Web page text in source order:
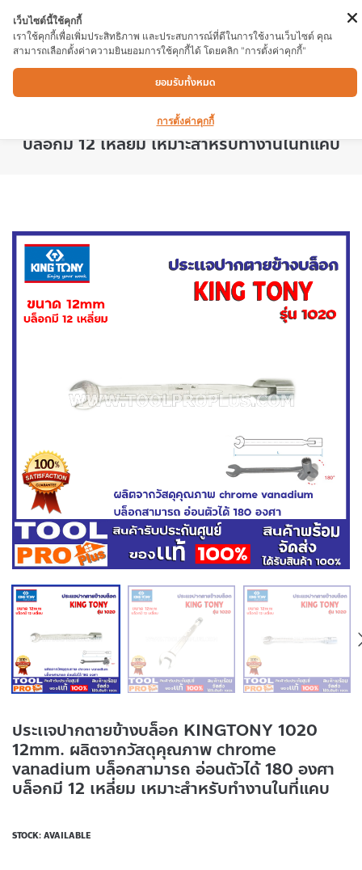
ประเเจปากตายข้างบล็อก KINGTONY 1020
12mm. ผลิตจากวัสดุคุณภาพ chrome
vanadium บล็อกสามารถ อ่อนตัวได้ 180 องศา
บล็อกมี 12 เหลี่ยม เหมาะสำหรับทำงานในที่แคบ
ประเเจปากตายข้างบล็อก KINGTONY 1020
12mm. ผลิตจากวัสดุคุณภาพ chrome
vanadium บล็อกสามารถ อ่อนตัวได้ 180 องศา
บล็อกมี 12 เหลี่ยม เหมาะสำหรับทำงานในที่แคบ
STOCK: AVAILABLE
เว็บไซต์นี้ใช้คุกกี้
เราใช้คุกกี้เพื่อเพิ่มประสิทธิภาพ และประสบการณ์ที่ดีในการใช้งานเว็บไซต์ คุณ
สามารถเลือกตั้งค่าความยินยอมการใช้คุกกี้ได้ โดยคลิก "การตั้งค่าคุกกี้"
ยอมรับทั้งหมด
การตั้งค่าคุกกี้